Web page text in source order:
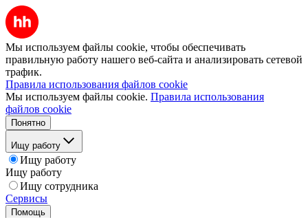
Мы используем файлы cookie, чтобы обеспечивать
правильную работу нашего веб-сайта и анализировать сетевой
трафик.
Правила использования файлов cookie
Мы используем файлы cookie. Правила использования
файлов cookie
Понятно
Ищу работу
Ищу работу
Ищу работу
Ищу сотрудника
Сервисы
Помощь